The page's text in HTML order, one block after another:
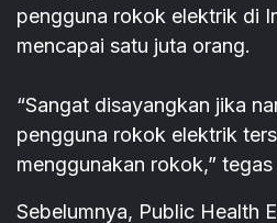
pengguna rokok elektrik di
mencapai satu juta orang.
“Sangat disayangkan jika
pengguna rokok elektrik
menggunakan rokok,” tegas
Sebelumnya, Public Health